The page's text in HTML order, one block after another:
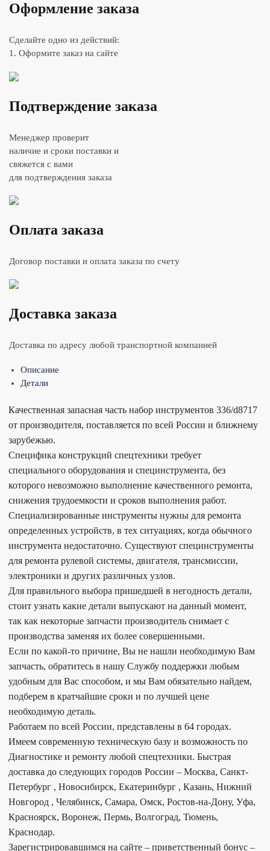
Оформление заказа
Сделайте одно из действий:
1. Оформите заказ на сайте
Подтверждение заказа
Менеджер проверит
наличие и сроки поставки и
свяжется с вами
для подтверждения заказа
Оплата заказа
Договор поставки и оплата заказа по счету
Доставка заказа
Доставка по адресу любой транспортной компанией
Описание
Детали
Качественная запасная часть набор инструментов 336/d8717
от производителя, поставляется по всей России и ближнему
зарубежью.
Специфика конструкций спецтехники требует
специального оборудования и специнструмента, без
которого невозможно выполнение качественного ремонта,
снижения трудоемкости и сроков выполнения работ.
Специализированные инструменты нужны для ремонта
определенных устройств, в тех ситуациях, когда обычного
инструмента недостаточно. Существуют специнструменты
для ремонта рулевой системы, двигателя, трансмиссии,
электроники и других различных узлов.
Для правильного выбора пришедшей в негодность детали,
стоит узнать какие детали выпускают на данный момент,
так как некоторые запчасти производитель снимает с
производства заменяя их более совершенными.
Если по какой-то причине, Вы не нашли необходимую Вам
запчасть, обратитесь в нашу Службу поддержки любым
удобным для Вас способом, и мы Вам обязательно найдем,
подберем в кратчайшие сроки и по лучшей цене
необходимую деталь.
Работаем по всей России, представлены в 64 городах.
Имеем современную техническую базу и возможность по
Диагностике и ремонту любой спецтехники. Быстрая
доставка до следующих городов России – Москва, Санкт-
Петербург , Новосибирск, Екатеринбург , Казань, Нижний
Новгород , Челябинск, Самара, Омск, Ростов-на-Дону, Уфа,
Красноярск, Воронеж, Пермь, Волгоград, Тюмень,
Краснодар.
Зарегистрировавшимся на сайте – приветственный бонус –